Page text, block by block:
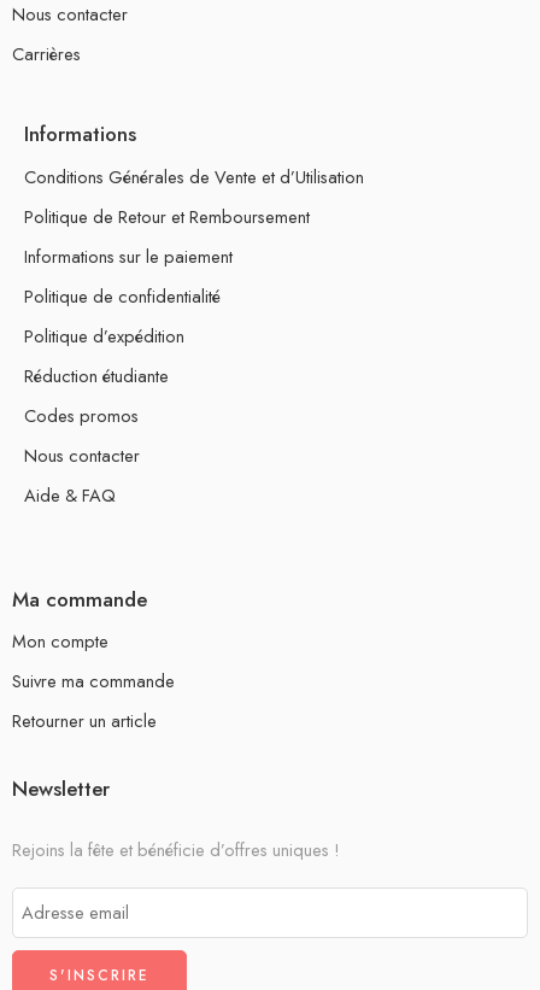
Nous contacter
Carrières
Informations
Conditions Générales de Vente et d’Utilisation
Politique de Retour et Remboursement
Informations sur le paiement
Politique de confidentialité
Politique d’expédition
Réduction étudiante
Codes promos
Nous contacter
Aide & FAQ
Ma commande
Mon compte
Suivre ma commande
Retourner un article
Newsletter
Rejoins la fête et bénéficie d’offres uniques !